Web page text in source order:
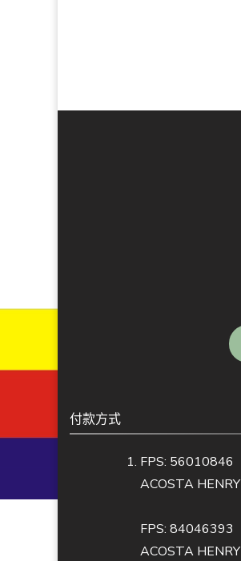
付款方式
FPS: 56010846
ACOSTA HENRY
FPS: 84046393
ACOSTA HENRY